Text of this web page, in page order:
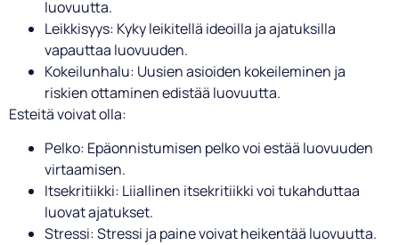
luovuutta.
Leikkisyys: Kyky leikitellä ideoilla ja ajatuksilla
vapauttaa luovuuden.
Kokeilunhalu: Uusien asioiden kokeileminen ja
riskien ottaminen edistää luovuutta.
Esteitä voivat olla:
Pelko: Epäonnistumisen pelko voi estää luovuuden
virtaamisen.
Itsekritiikki: Liiallinen itsekritiikki voi tukahduttaa
luovat ajatukset.
Stressi: Stressi ja paine voivat heikentää luovuutta.